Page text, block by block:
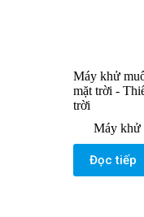
Máy khử
mặt trời -
trời
Máy khử
Đọc tiếp